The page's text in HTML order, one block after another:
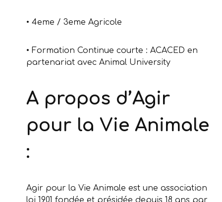
• 4eme / 3eme Agricole
• Formation Continue courte : ACACED en
partenariat avec Animal University
A propos d’Agir
pour la Vie Animale
:
Agir pour la Vie Animale est une association
loi 1901 fondée et présidée depuis 18 ans par